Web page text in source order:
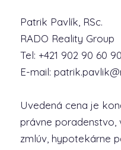
Patrik Pavlík, RSc.
RADO Reality Group
Tel: +421 902 90 60 90
E-mail:
Uvedená cena je
právne poradenstvo,
zmlúv, hypotekárne